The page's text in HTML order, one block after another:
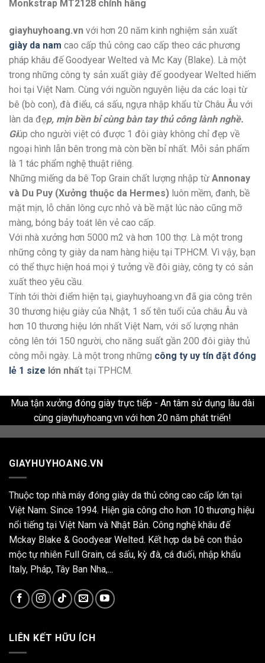
Monkstrap MT2128 chính hãng
giayhuyhoang.vn với hơn 20 năm kinh nghiệm sản xuất
giày da nam cao cấp thủ công cao cấp theo các phương
pháp khâu đế Goodyear Welted và Mc Kay (Blake). Là một
trong những công ty sản xuất giày đế goodyear Welted hiếm
hoi tại Việt Nam. Cùng với nguồn nguyên liệu da các loại từ
bê (bò con), đà điểu, cá sấu, ngựa nhập khẩu từ Châu Âu với
làn da đẹp, mịn bền bỉ cùng bàn tay thủ công lành nghề.
Giúp cho người việt có được 1 đôi giày không chỉ đẹp về
ngoại hình lẫn bên trong mà còn bền bỉ nhất. Mỗi sản phẩm
là 1 tác phẩm nghệ thuật riêng.
Những miếng da bê Top Grain chất lượng nhập từ Annonay
và Du Puy (Xưởng thuộc da Hermes) luôn mềm, đanh, bề
mặt mịn, lỗ chân lông cực nhỏ và bề mặt lúc nào cũng mỡ
màng, bóng bảy toát lên vẻ cao cấp.
Với nhà xưởng hơn 5000 m2 và hơn 100 thợ. Là một trong
những công ty giày da nam hàng hiệu tại TPHCM. Vì vậy, bạn
có thể thực hiện hoá mọi ý tưởng về đôi giày, công ty có sản
xuất theo yêu cầu.
Tính tới thời điểm hiện tại, giayhuyhoang.vn đã gia công trên
30 thương hiệu giày của Nhật, 1 số tên tuổi của châu Âu và
hơn 10 thương hiệu lớn nhất Việt Nam, với số lượng nhân
công lên tới 150 người, cho năng suất gần 200 đôi giày thủ
công mỗi ngày. Là một trong những công ty uy tín đặt đóng
lẻ 1 size lớn nhất tại TPHCM.
Mua tận xưởng đóng giày trực tiếp - An tâm sử dụng lâu dài
cùng giayhuyhoang.vn với hơn 20 năm phát triển!
GIAYHUYHOANG.VN
Thuộc top nhà máy đóng giày da thủ công cao cấp lớn tại
Việt Nam. Since 1994. Hiện gia công cho hơn 10 thương hiệu
nổi tiếng tại Việt Nam và Nhật Bản. Công nghệ khâu đế
Mckay Blake & Goodyear Welted. Kết hợp da bê con thảo
mộc tự nhiên Full Grain, cá sấu, kỳ đà, cá đuối, nhập khẩu
Italy, Pháp, Tây Ban Nha,...
LIÊN KẾT HỮU ÍCH